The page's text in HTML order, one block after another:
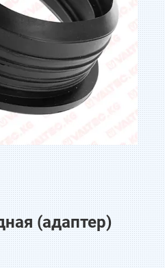
(адаптер)